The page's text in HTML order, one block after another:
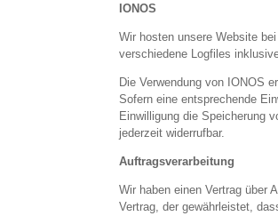
IONOS
Wir hosten unsere Website
verschiedene Logfiles
Die Verwendung von IONOS
Sofern eine entsprechende
Einwilligung die Speicherung
jederzeit widerrufbar.
Auftragsverarbeitung
Wir haben einen Vertrag über
Vertrag, der gewährleistet,